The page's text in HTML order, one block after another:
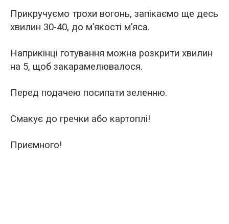
Прикручуємо трохи вогонь, запікаємо ще десь
хвилин 30-40, до м’якості м’яса.
Наприкінці готування можна розкрити хвилин
на 5, щоб закарамелювалося.
Перед подачею посипати зеленню.
Смакує до гречки або картоплі!
Приємного!